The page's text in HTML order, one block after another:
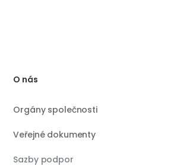
O nás
Orgány společnosti
Veřejné dokumenty
Sazby podpor